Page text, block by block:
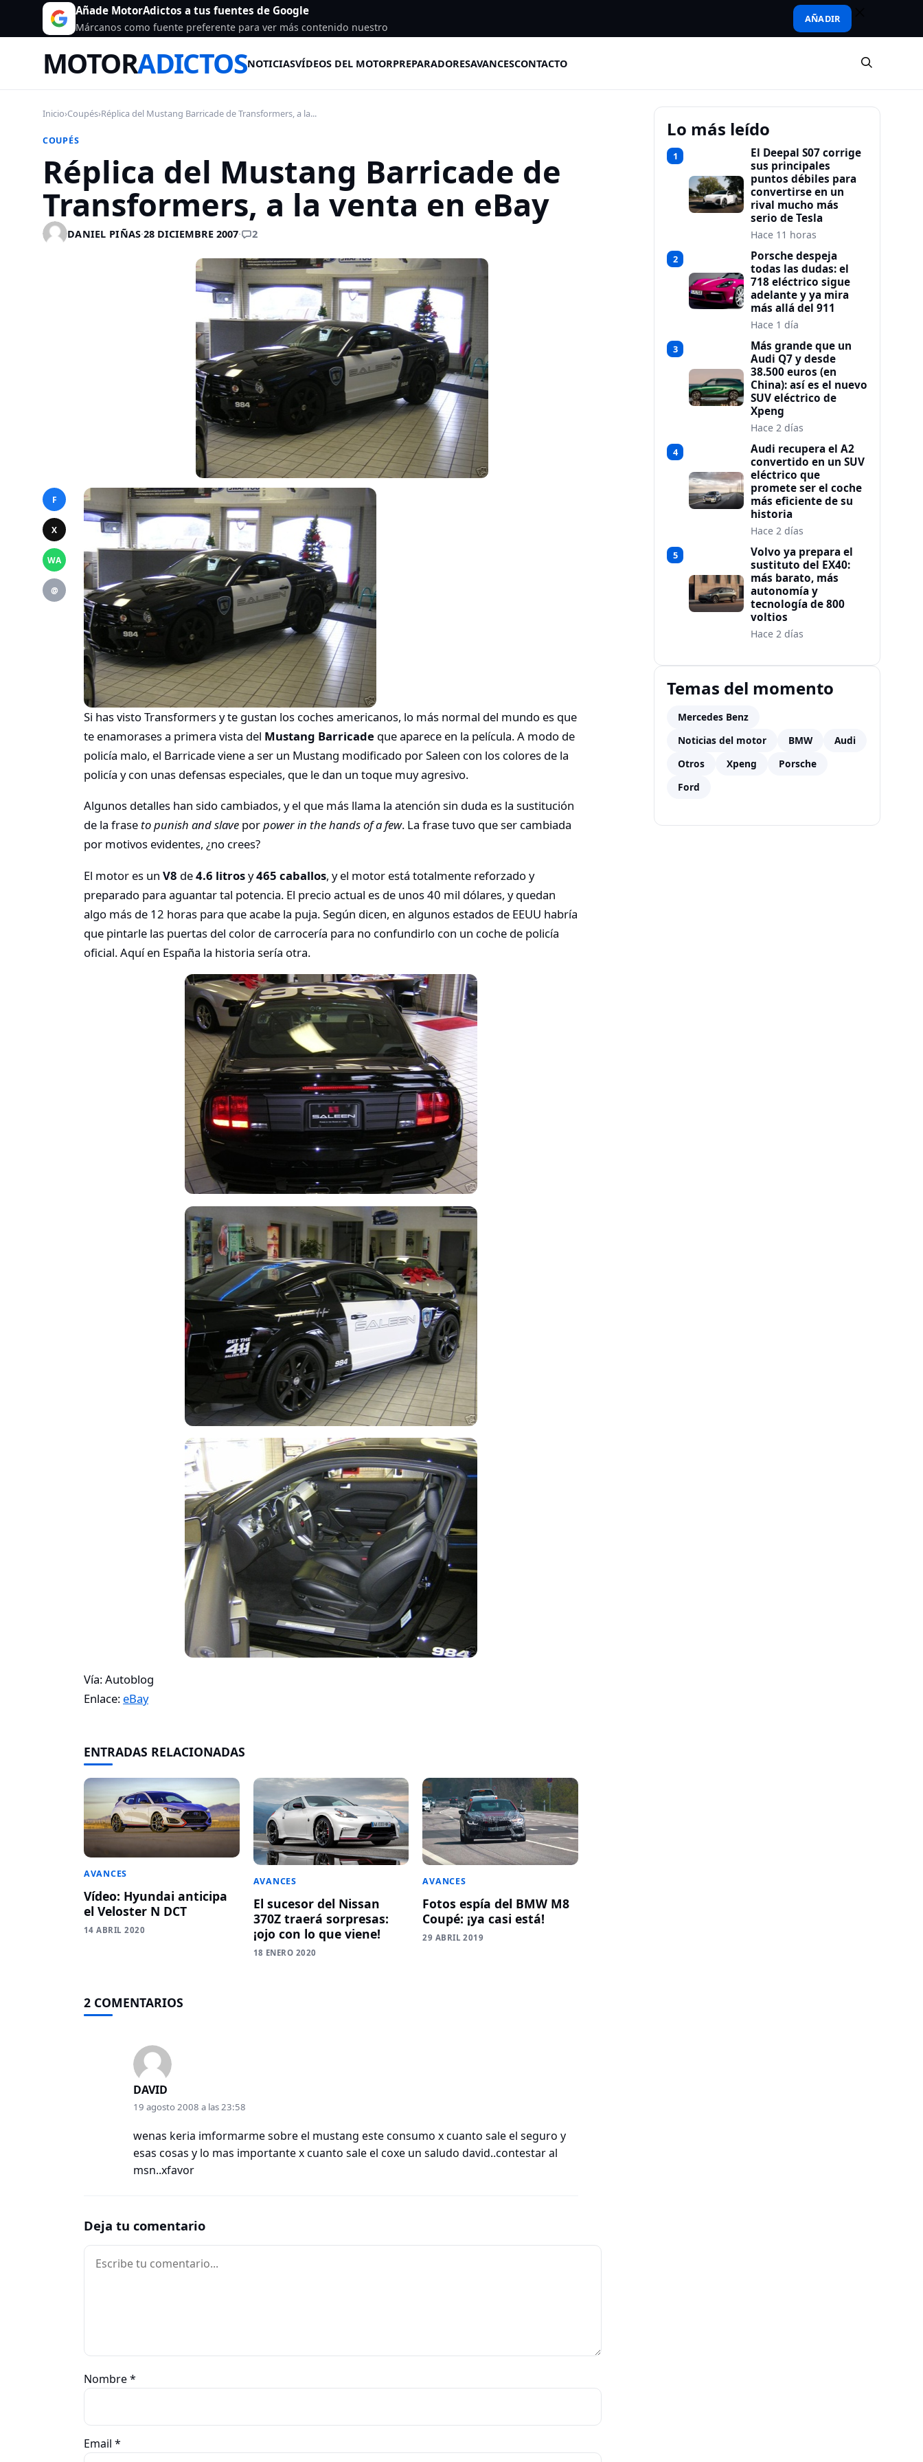
Añade MotorAdictos a tus fuentes de Google
Márcanos como fuente preferente para ver más contenido nuestro
AÑADIR
MOTORADICTOSNOTICIASVÍDEOS DEL MOTORPREPARADORESAVANCESCONTACTO
Inicio›Coupés›Réplica del Mustang Barricade de Transformers, a la...
COUPÉS
Réplica del Mustang Barricade de
Transformers, a la venta en eBay
DANIEL PIÑAS·28 DICIEMBRE 2007· 2
F
X
WA
@
Si has visto Transformers y te gustan los coches americanos, lo más normal del mundo es que
te enamorases a primera vista del Mustang Barricade que aparece en la película. A modo de
policía malo, el Barricade viene a ser un Mustang modificado por Saleen con los colores de la
policía y con unas defensas especiales, que le dan un toque muy agresivo.
Algunos detalles han sido cambiados, y el que más llama la atención sin duda es la sustitución
de la frase to punish and slave porpower in the hands of a few. La frase tuvo que ser cambiada
por motivos evidentes, ¿no crees?
El motor es un V8 de4.6 litrosy465 caballos, y el motor está totalmente reforzado y
preparado para aguantar tal potencia. El precio actual es de unos 40 mil dólares, y quedan
algo más de 12 horas para que acabe la puja. Según dicen, en algunos estados de EEUU habría
que pintarle las puertas del color de carrocería para no confundirlo con un coche de policía
oficial. Aquí en España la historia sería otra.
Vía: Autoblog
Enlace: eBay
ENTRADAS RELACIONADAS
AVANCES
Vídeo: Hyundai anticipa
el Veloster N DCT
14 ABRIL 2020
AVANCES
El sucesor del Nissan
370Z traerá sorpresas:
¡ojo con lo que viene!
18 ENERO 2020
AVANCES
Fotos espía del BMW M8
Coupé: ¡ya casi está!
29 ABRIL 2019
2 COMENTARIOS
DAVID
19 agosto 2008 a las 23:58
wenas keria imformarme sobre el mustang este consumo x cuanto sale el seguro y
esas cosas y lo mas importante x cuanto sale el coxe un saludo david..contestar al
msn..xfavor
Deja tu comentario
Comentario
Nombre*
Email *
Lo más leído
1
El Deepal S07 corrige
sus principales
puntos débiles para
convertirse en un
rival mucho más
serio de Tesla
Hace 11 horas
2
Porsche despeja
todas las dudas: el
718 eléctrico sigue
adelante y ya mira
más allá del 911
Hace 1 día
3
Más grande que un
Audi Q7 y desde
38.500 euros (en
China): así es el nuevo
SUV eléctrico de
Xpeng
Hace 2 días
4
Audi recupera el A2
convertido en un SUV
eléctrico que
promete ser el coche
más eficiente de su
historia
Hace 2 días
5
Volvo ya prepara el
sustituto del EX40:
más barato, más
autonomía y
tecnología de 800
voltios
Hace 2 días
Temas del momento
Mercedes Benz
Noticias del motor
BMW
Audi
Otros
Xpeng
Porsche
Ford